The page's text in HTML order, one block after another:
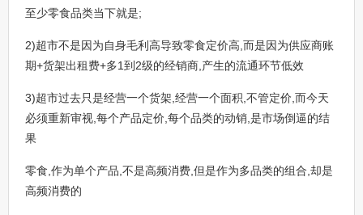
至少零食品类当下就是;
2)超市不是因为自身毛利高导致零食定价高,而是因为供应商账
期+货架出租费+多1到2级的经销商,产生的流通环节低效
3)超市过去只是经营一个货架,经营一个面积,不管定价,而今天
必须重新审视,每个产品定价,每个品类的动销,是市场倒逼的结
果
零食,作为单个产品,不是高频消费,但是作为多品类的组合,却是
高频消费的